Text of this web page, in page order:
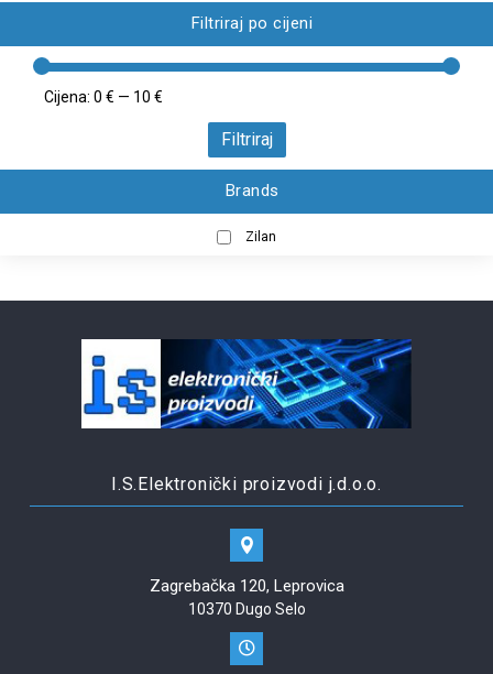
Filtriraj po cijeni
Filtriraj
Cijena: 0 € — 10 €
Brands
Zilan
I.S.Elektronički proizvodi j.d.o.o.
Zagrebačka 120, Leprovica
10370 Dugo Selo